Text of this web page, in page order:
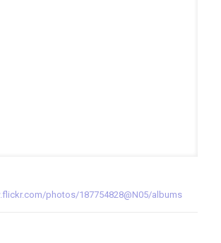
photos/187754828@N05/albums